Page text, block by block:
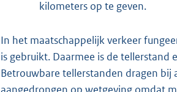
kilometers op te geven.
In het maatschappelijk verkeer
is gebruikt. Daarmee is de
Betrouwbare tellerstanden dragen
aangedrongen op wetgeving omdat